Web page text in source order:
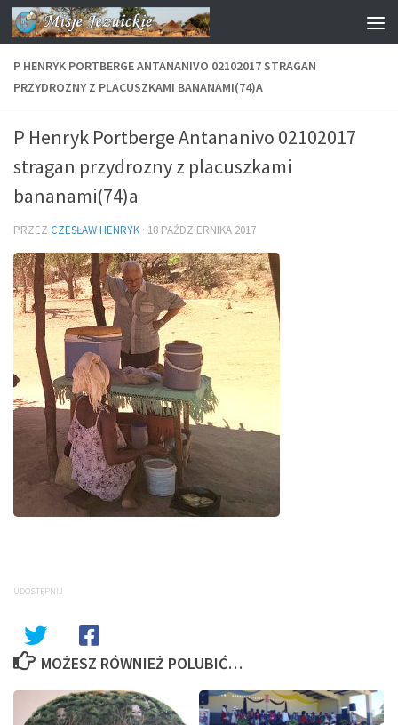
Przejdź do treści
P HENRYK PORTBERGE ANTANANIVO 02102017 STRAGAN
PRZYDROZNY Z PLACUSZKAMI BANANAMI(74)A
P Henryk Portberge Antananivo 02102017
stragan przydrozny z placuszkami
bananami(74)a
PRZEZ CZESŁAW HENRYK · 18 PAŹDZIERNIKA 2017
UDOSTĘPNIJ
MOŻESZ RÓWNIEŻ POLUBIĆ…